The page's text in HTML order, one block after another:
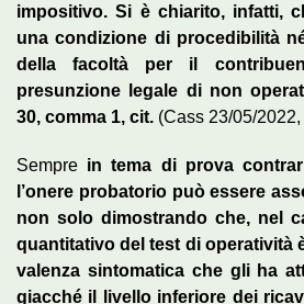
impositivo. Si è chiarito, infatti,
una condizione di procedibilità
della facoltà per il
presunzione legale di non
30, comma 1, cit. (Cass 23/05/
Sempre in tema di prova
l’onere probatorio può essere
non solo dimostrando che, nel
quantitativo del test di operatività
valenza sintomatica che gli ha
giacché il livello inferiore dei